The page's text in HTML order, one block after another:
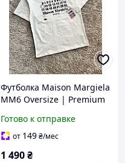
Футболка Maison Margiela
MM6 Oversize | Premium
Streetwear | Мужская /
Женская
Готово к отправке
от 149₴/мес
1 490₴